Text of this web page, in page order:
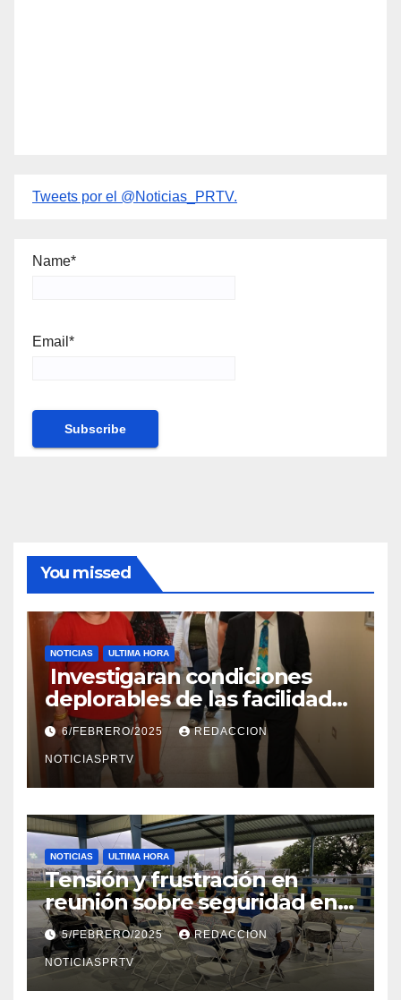
Tweets por el @Noticias_PRTV.
Name*
Email*
You missed
NOTICIAS ULTIMA HORA
Investigaran condiciones
deplorables de las facilidades
el Departamento de la Salud
en Mayagüez
6/FEBRERO/2025 REDACCION
NOTICIASPRTV
NOTICIAS ULTIMA HORA
Tensión y frustración en
reunión sobre seguridad en
Reparto Metropolitano
5/FEBRERO/2025 REDACCION
NOTICIASPRTV